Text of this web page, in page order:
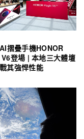
摺疊手機HONOR
登場 | 本地三大體壇
其強悍性能